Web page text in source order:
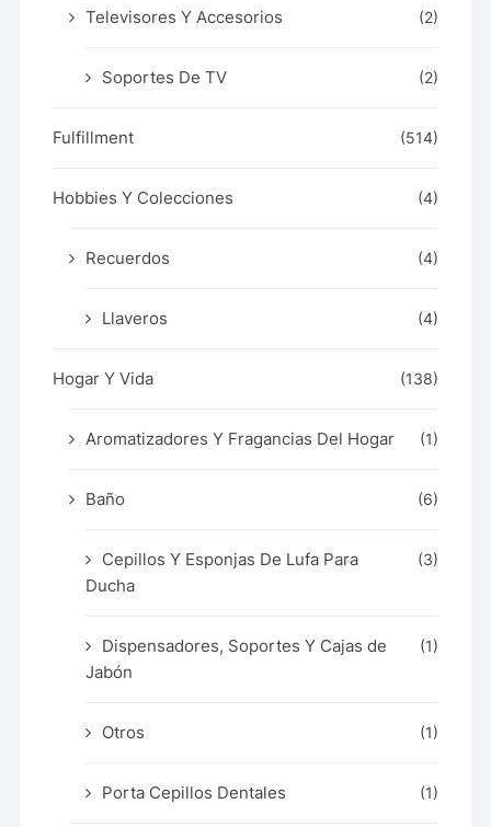
Televisores Y Accesorios (2)
Soportes De TV (2)
Fulfillment (514)
Hobbies Y Colecciones (4)
Recuerdos (4)
Llaveros (4)
Hogar Y Vida (138)
Aromatizadores Y Fragancias Del Hogar (1)
Baño (6)
Cepillos Y Esponjas De Lufa Para
Ducha
(3)
Dispensadores, Soportes Y Cajas de
Jabón
(1)
Otros (1)
Porta Cepillos Dentales (1)